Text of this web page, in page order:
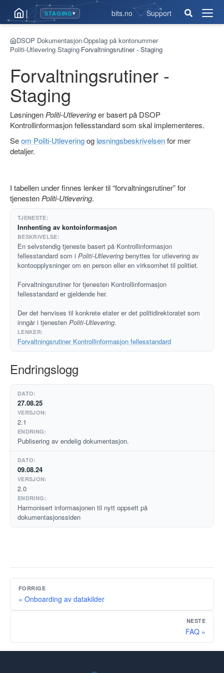
| STAGING▾ bits.no Support
Åpne
DSOP Dokumentasjon›Oppslag på kontonummer›
Politi-Utlevering Staging›Forvaltningsrutiner - Staging
Forvaltningsrutiner -
Staging
Løsningen Politi-Utleveringer basert på DSOP
Kontrollinformasjon fellesstandard som skal implementeres.
Seom Politi-Utleveringog løsningsbeskrivelsenfor mer
detaljer.
I tabellen under finnes lenker til “forvaltningsrutiner” for
tjenesten Politi-Utlevering.
Innhenting av kontoinformasjon
En selvstendig tjeneste basert på Kontrollinformasjon
fellesstandard som i Politi-Utlevering benyttes for utlevering av
kontoopplysninger om en person eller en virksomhet til politiet.
Forvaltningsrutiner for tjenesten Kontrollinformasjon
fellesstandard er gjeldende her.
Der det henvises til konkrete etater er det politidirektoratet som
inngår i tjenesten Politi-Utlevering.
Forvaltningsrutiner Kontrollinformasjon fellesstandard
Endringslogg
27.08.25
2.1
Publisering av endelig dokumentasjon.
09.08.24
2.0
Harmonisert informasjonen til nytt oppsett på
dokumentasjonssiden
FORRIGE
« Onboarding av datakilder
NESTE
FAQ »